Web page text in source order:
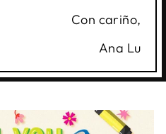
Con cariño,
Ana Lu